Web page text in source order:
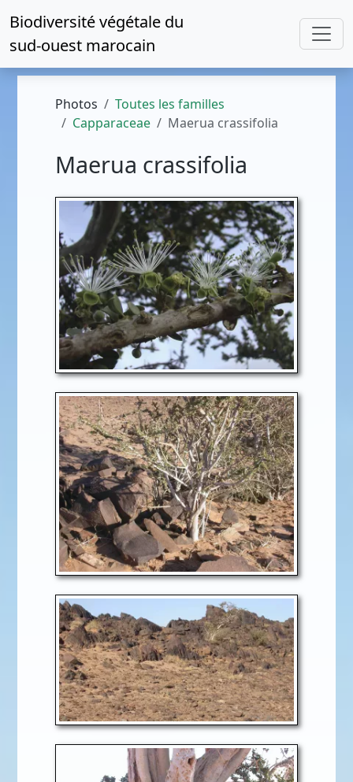
Biodiversité végétale du
sud-ouest marocain
Photos
Toutes les familles
Capparaceae
Maerua crassifolia
Maerua crassifolia